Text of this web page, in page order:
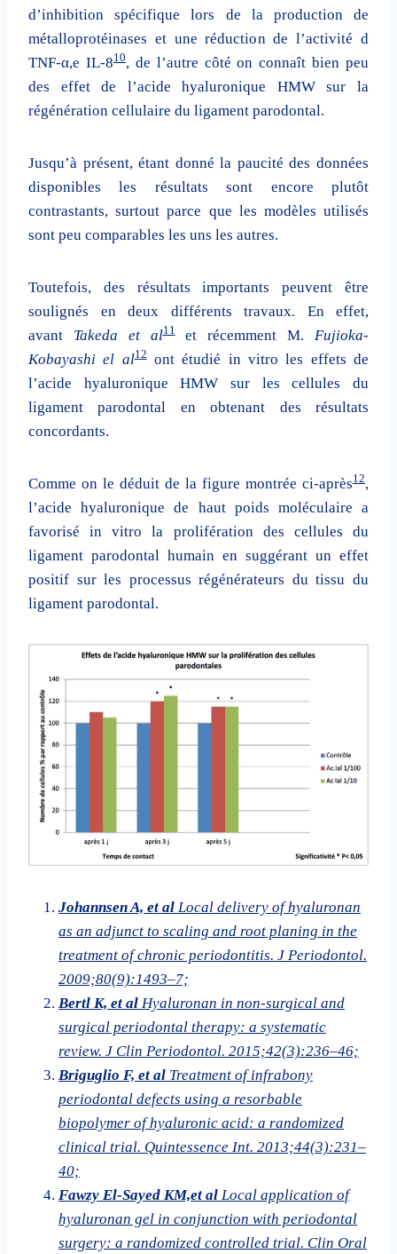
d’inhibition spécifique lors de la production de
métalloprotéinases et une réduction de l’activité d
TNF-α,e IL-810, de l’autre côté on connaît bien peu
des effet de l’acide hyaluronique HMW sur la
régénération cellulaire du ligament parodontal.
Jusqu’à présent, étant donné la paucité des données
disponibles les résultats sont encore plutôt
contrastants, surtout parce que les modèles utilisés
sont peu comparables les uns les autres.
Toutefois, des résultats importants peuvent être
soulignés en deux différents travaux. En effet,
avant Takeda et al11et récemment M. Fujioka-
Kobayashi el al12ont étudié in vitro les effets de
l’acide hyaluronique HMW sur les cellules du
ligament parodontal en obtenant des résultats
concordants.
Comme on le déduit de la figure montrée ci-après12,
l’acide hyaluronique de haut poids moléculaire a
favorisé in vitro la prolifération des cellules du
ligament parodontal humain en suggérant un effet
positif sur les processus régénérateurs du tissu du
ligament parodontal.
Johannsen A, et al Local delivery of hyaluronan
as an adjunct to scaling and root planing in the
treatment of chronic periodontitis. J Periodontol.
2009;80(9):1493–7;
Bertl K, et al Hyaluronan in non-surgical and
surgical periodontal therapy: a systematic
review. J Clin Periodontol. 2015;42(3):236–46;
Briguglio F, et al Treatment of infrabony
periodontal defects using a resorbable
biopolymer of hyaluronic acid: a randomized
clinical trial. Quintessence Int. 2013;44(3):231–
40;
Fawzy El-Sayed KM,et al Local application of
hyaluronan gel in conjunction with periodontal
surgery: a randomized controlled trial. Clin Oral